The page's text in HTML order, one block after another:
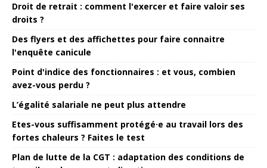
Droit de retrait : comment l'exercer et faire valoir ses
droits ?
Des flyers et des affichettes pour faire connaitre
l'enquête canicule
Point d'indice des fonctionnaires : et vous, combien
avez-vous perdu ?
L’égalité salariale ne peut plus attendre
Etes-vous suffisamment protégé·e au travail lors des
fortes chaleurs ? Faites le test
Plan de lutte de la CGT : adaptation des conditions de